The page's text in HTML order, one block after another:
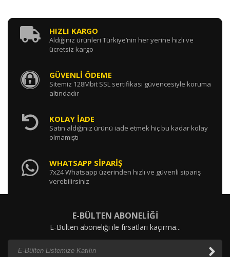
HIZLI KARGO
Aldığınız ürünleri Türkiye’nin her yerine hızlı ve
ücretsiz kargo
GÜVENLİ ÖDEME
Sitemiz 128Mbit SSL sertifikası güvencesiyle koruma
altındadır
KOLAY İADE
Satın aldığınız ürünü iade etmek hiç bu kadar kolay
olmamıştı
WHATSAPP SİPARİŞ
7x24 Whatsapp üzerinden hızlı ve güvenli sipariş
verebilirsiniz
E-BÜLTEN ABONELİĞİ
E-Bülten aboneliği ile fırsatları kaçırma...